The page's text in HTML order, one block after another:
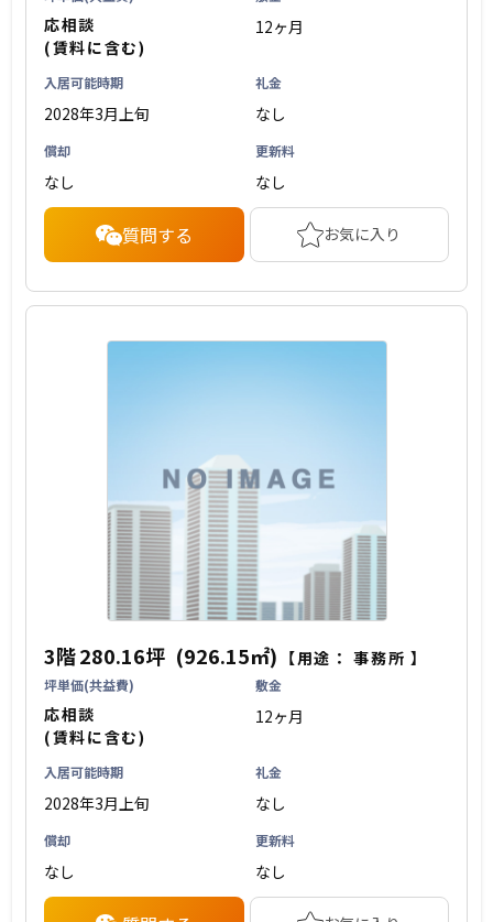
応相談
(賃料に含む)
12ヶ月
入居可能時期
2028年3月上旬
礼金
なし
償却
なし
更新料
なし
質問する お気に入り
3階280.16坪 (926.15㎡) 【用途：事務所 】
坪単価(共益費)
応相談
(賃料に含む)
敷金
12ヶ月
入居可能時期
2028年3月上旬
礼金
なし
償却
なし
更新料
なし